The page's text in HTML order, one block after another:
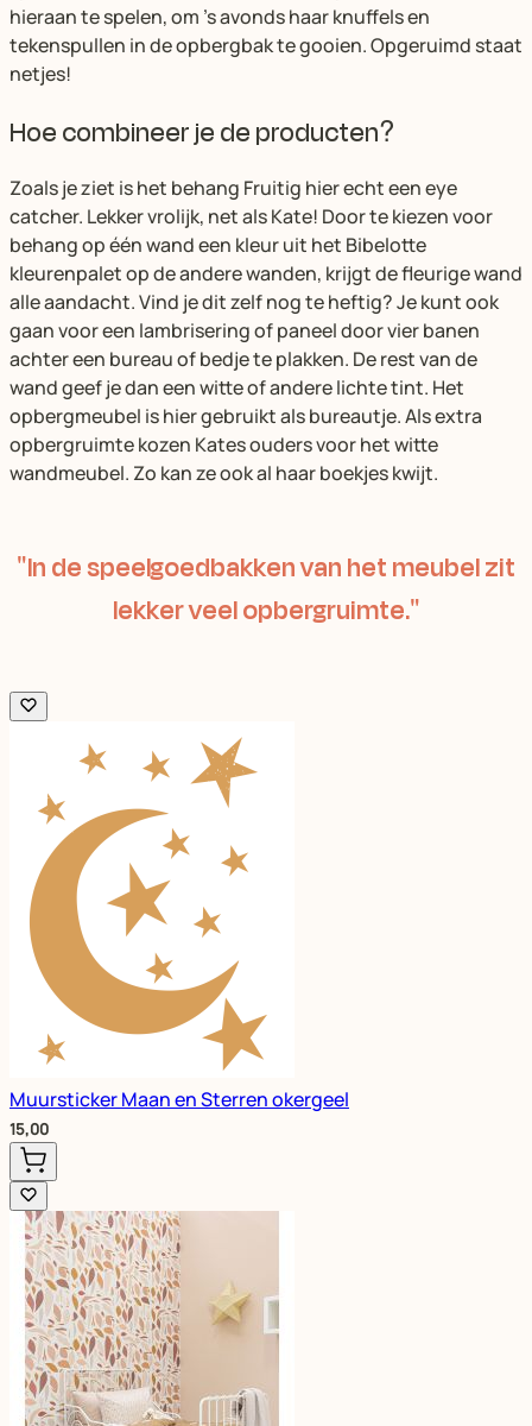
hieraan te spelen, om ’s avonds haar knuffels en
tekenspullen in de opbergbak te gooien. Opgeruimd staat
netjes!
Hoe combineer je de producten?
Zoals je ziet is het behang Fruitig hier echt een eye
catcher. Lekker vrolijk, net als Kate! Door te kiezen voor
behang op één wand een kleur uit het Bibelotte
kleurenpalet op de andere wanden, krijgt de fleurige wand
alle aandacht. Vind je dit zelf nog te heftig? Je kunt ook
gaan voor een lambrisering of paneel door vier banen
achter een bureau of bedje te plakken. De rest van de
wand geef je dan een witte of andere lichte tint. Het
opbergmeubel is hier gebruikt als bureautje. Als extra
opbergruimte kozen Kates ouders voor het witte
wandmeubel. Zo kan ze ook al haar boekjes kwijt.
In de speelgoedbakken van het meubel zit
lekker veel opbergruimte.
Muursticker Maan en Sterren okergeel
15,00